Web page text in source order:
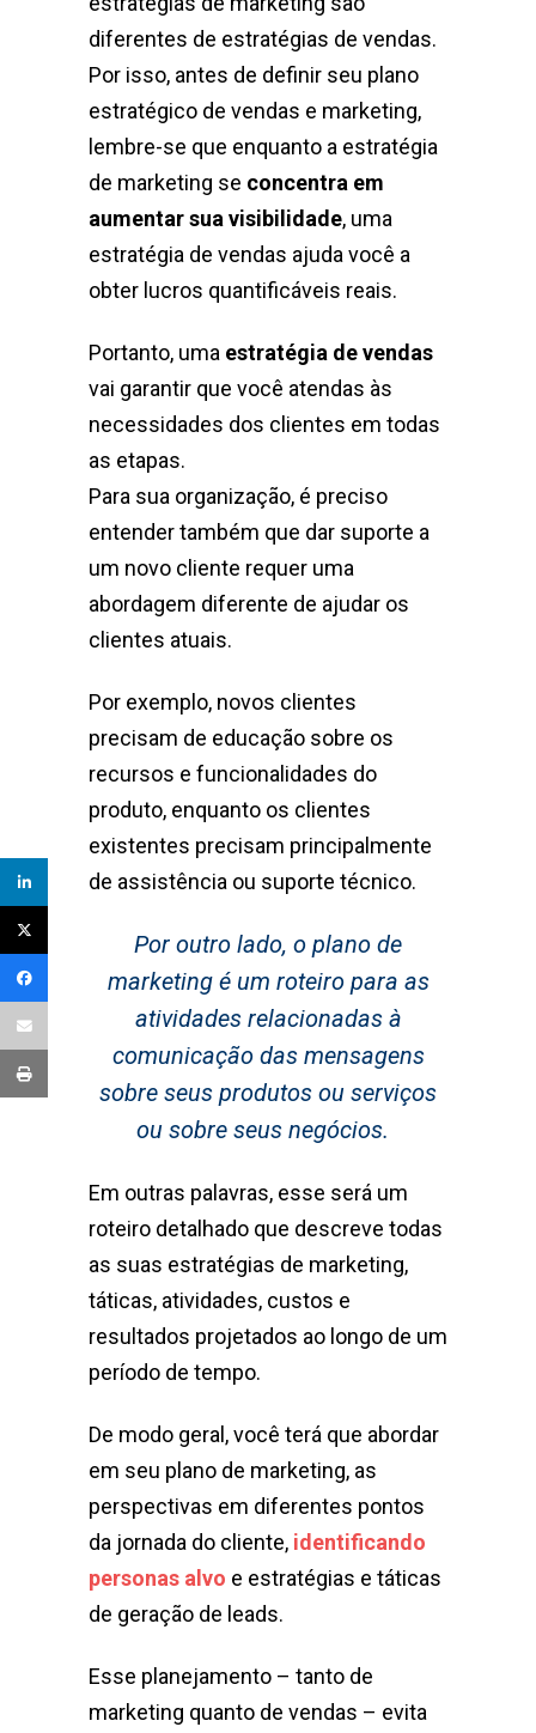
diferentes de estratégias de vendas.
Por isso, antes de definir seu plano
estratégico de vendas e marketing,
lembre-se que enquanto a estratégia
de marketing se concentra em
aumentar sua visibilidade, uma
estratégia de vendas ajuda você a
obter lucros quantificáveis ​​reais.
Portanto, uma estratégia de vendas
vai garantir que você atendas às
necessidades dos clientes em todas
as etapas.
Para sua organização, é preciso
entender também que dar suporte a
um novo cliente requer uma
abordagem diferente de ajudar os
clientes atuais.
Por exemplo, novos clientes
precisam de educação sobre os
recursos e funcionalidades do
produto, enquanto os clientes
existentes precisam principalmente
de assistência ou suporte técnico.
Por outro lado, o plano de
marketing é um roteiro para as
atividades relacionadas à
comunicação das mensagens
sobre seus produtos ou serviços
ou sobre seus negócios.
Em outras palavras, esse será um
roteiro detalhado que descreve todas
as suas estratégias de marketing,
táticas, atividades, custos e
resultados projetados ao longo de um
período de tempo.
De modo geral, você terá que abordar
em seu plano de marketing, as
perspectivas em diferentes pontos
da jornada do cliente, identificando
personas alvo e estratégias e táticas
de geração de leads.
Esse planejamento – tanto de
marketing quanto de vendas – evita